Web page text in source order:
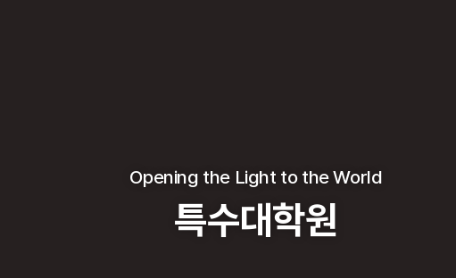
Opening the Light to the World
특수대학원